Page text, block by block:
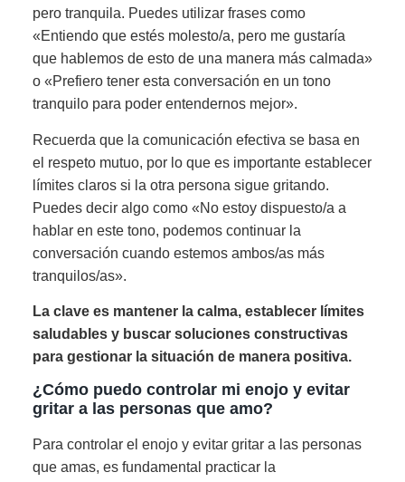
pero tranquila. Puedes utilizar frases como
«Entiendo que estés molesto/a, pero me gustaría
que hablemos de esto de una manera más calmada»
o «Prefiero tener esta conversación en un tono
tranquilo para poder entendernos mejor».
Recuerda que la comunicación efectiva se basa en
el respeto mutuo, por lo que es importante establecer
límites claros si la otra persona sigue gritando.
Puedes decir algo como «No estoy dispuesto/a a
hablar en este tono, podemos continuar la
conversación cuando estemos ambos/as más
tranquilos/as».
La clave es mantener la calma, establecer límites
saludables y buscar soluciones constructivas
para gestionar la situación de manera positiva.
¿Cómo puedo controlar mi enojo y evitar
gritar a las personas que amo?
Para controlar el enojo y evitar gritar a las personas
que amas, es fundamental practicar la